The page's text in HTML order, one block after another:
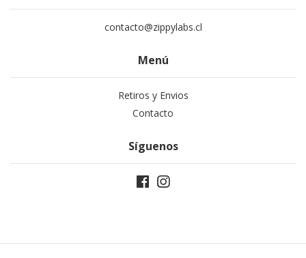
contacto@zippylabs.cl
Menú
Retiros y Envios
Contacto
Síguenos